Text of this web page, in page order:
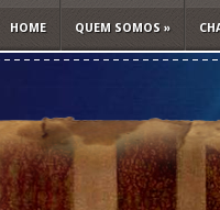
HOME QUEM SOMOS »